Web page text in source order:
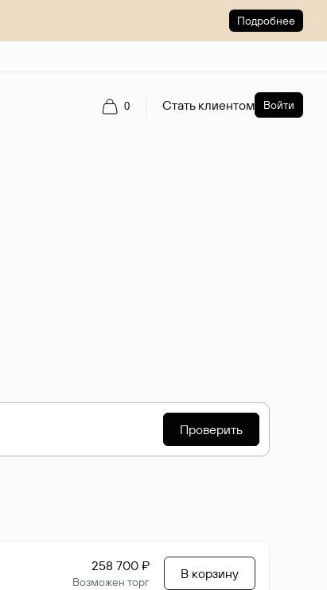
Подробнее
0 Стать клиентом Войти
Проверить
258 700 ₽
Возможен торг
В корзину